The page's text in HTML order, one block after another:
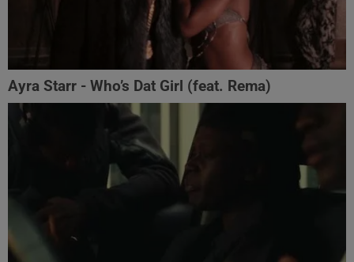
Ayra Starr - Who’s Dat Girl (feat. Rema)